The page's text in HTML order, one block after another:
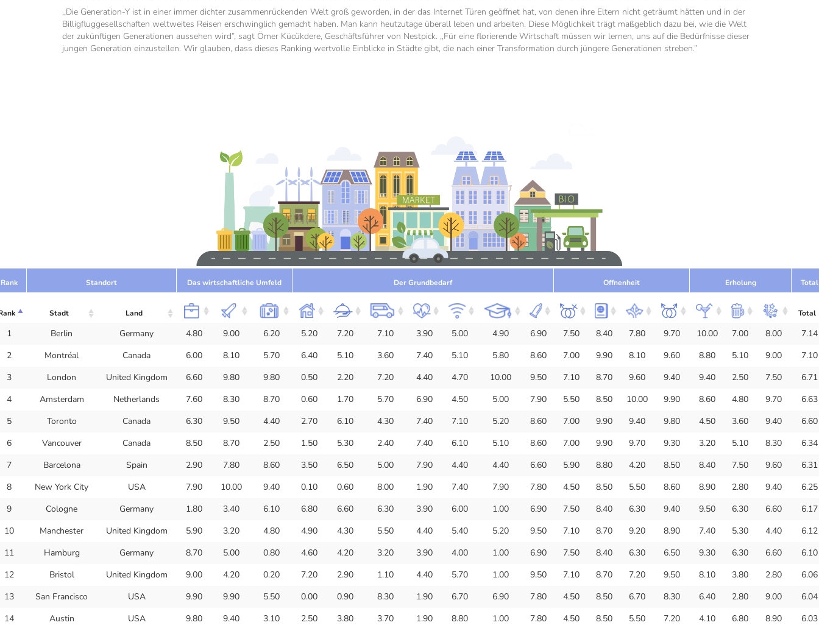
‚‚Die Generation-Y ist in einer immer dichter zusammenrückenden Welt groß geworden, in der das Internet Türen geöffnet hat, von denen ihre Eltern nicht geträumt hätten und in der
Billigfluggesellschaften weltweites Reisen erschwinglich gemacht haben. Man kann heutzutage überall leben und arbeiten. Diese Möglichkeit trägt maßgeblich dazu bei, wie die Welt
der zukünftigen Generationen aussehen wird”, sagt Ömer Kücükdere, Geschäftsführer von Nestpick. ‚‚Für eine florierende Wirtschaft müssen wir lernen, uns auf die Bedürfnisse dieser
jungen Generation einzustellen. Wir glauben, dass dieses Ranking wertvolle Einblicke in Städte gibt, die nach einer Transformation durch jüngere Generationen streben.”
Rank Standort Das wirtschaftliche Umfeld Der Grundbedarf Offnenheit Erholung Total
Stadt Land Total
1 Berlin Germany 4.80 9.00 6.20 5.20 7.20 7.10 3.90 5.00 4.90 6.90 7.50 8.40 7.80 9.70 10.00 7.00 8.00
7.14
2
Montréal Canada 6.00 8.10 5.70 6.40 5.10 3.60 7.40 5.10 5.80 8.60 7.00 9.90 8.10 9.60 8.80 5.10 9.00
7.10
3
London United Kingdom 6.60 9.80 9.80 0.50 2.20 7.20 4.40 4.70 10.00 9.50 7.10 8.70 9.60 9.40 9.40 2.50 7.50
6.71
4
Amsterdam Netherlands 7.60 8.30 8.70 0.60 1.70 5.70 6.90 4.50 5.00 7.90 5.50 8.50 10.00 9.90 8.60 4.80 9.70
6.63
5
Toronto Canada 6.30 9.50 4.40 2.70 6.10 4.30 7.40 7.10 5.20 8.60 7.00 9.90 9.40 9.80 4.50 3.60 9.40
6.60
6
Vancouver Canada 8.50 8.70 2.50 1.50 5.30 2.40 7.40 6.10 5.10 8.60 7.00 9.90 9.70 9.30 3.20 5.10 8.30
6.34
7
Barcelona Spain 2.90 7.80 8.60 3.50 6.50 5.00 7.90 4.40 4.40 6.60 5.90 8.80 4.20 8.50 8.40 7.50 9.60
6.31
8
New York City USA 7.90 10.00 9.40 0.10 0.60 8.00 1.90 7.40 7.90 7.80 4.50 8.50 5.50 8.60 8.90 2.80 9.40
6.25
9
Cologne Germany 1.80 3.40 6.10 6.80 6.60 6.30 3.90 6.00 1.00 6.90 7.50 8.40 6.30 9.40 9.50 6.30 6.60
6.17
10
Manchester United Kingdom 5.90 3.20 4.80 4.90 4.30 5.50 4.40 5.40 5.20 9.50 7.10 8.70 9.20 8.90 7.40 5.30 4.40
6.12
11
Hamburg Germany 8.70 5.00 0.80 4.60 4.20 3.20 3.90 4.00 1.00 6.90 7.50 8.40 6.30 6.50 9.30 6.30 6.60
6.10
12
Bristol United Kingdom 9.00 4.20 0.20 7.20 2.90 1.10 4.40 5.70 1.00 9.50 7.10 8.70 7.20 9.50 8.10 3.80 2.80
6.06
13
San Francisco USA 9.90 9.90 5.50 0.00 0.90 8.30 1.90 6.70 6.90 7.80 4.50 8.50 6.70 8.30 6.40 2.80 9.00
6.04
14
Austin USA 9.80 9.40 3.10 2.50 3.80 3.70 1.90 8.80 1.00 7.80 4.50 8.50 5.50 7.20 4.10 6.80 8.90
6.03